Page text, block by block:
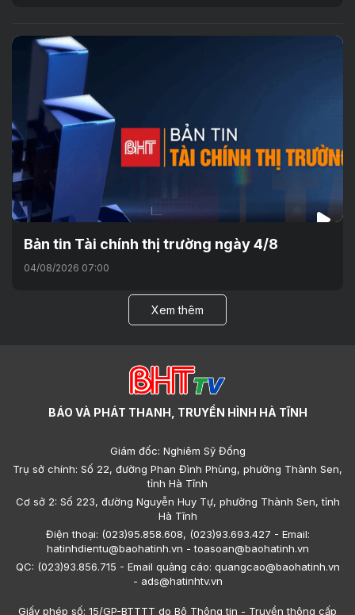
Bản tin Tài chính thị trường ngày 4/8
04/08/2026 07:00
Xem thêm
BÁO VÀ PHÁT THANH, TRUYỀN HÌNH HÀ TĨNH
Giám đốc: Nghiêm Sỹ Đống
Trụ sở chính: Số 22, đường Phan Đình Phùng, phường Thành Sen,
tỉnh Hà Tĩnh
Cơ sở 2: Số 223, đường Nguyễn Huy Tự, phường Thành Sen, tỉnh
Hà Tĩnh
Điện thoại: (023)95.858.608, (023)93.693.427 - Email:
hatinhdientu@baohatinh.vn - toasoan@baohatinh.vn
QC: (023)93.856.715 - Email quảng cáo: quangcao@baohatinh.vn
- ads@hatinhtv.vn
Giấy phép số: 15/GP-BTTTT do Bộ Thông tin - Truyền thông cấp